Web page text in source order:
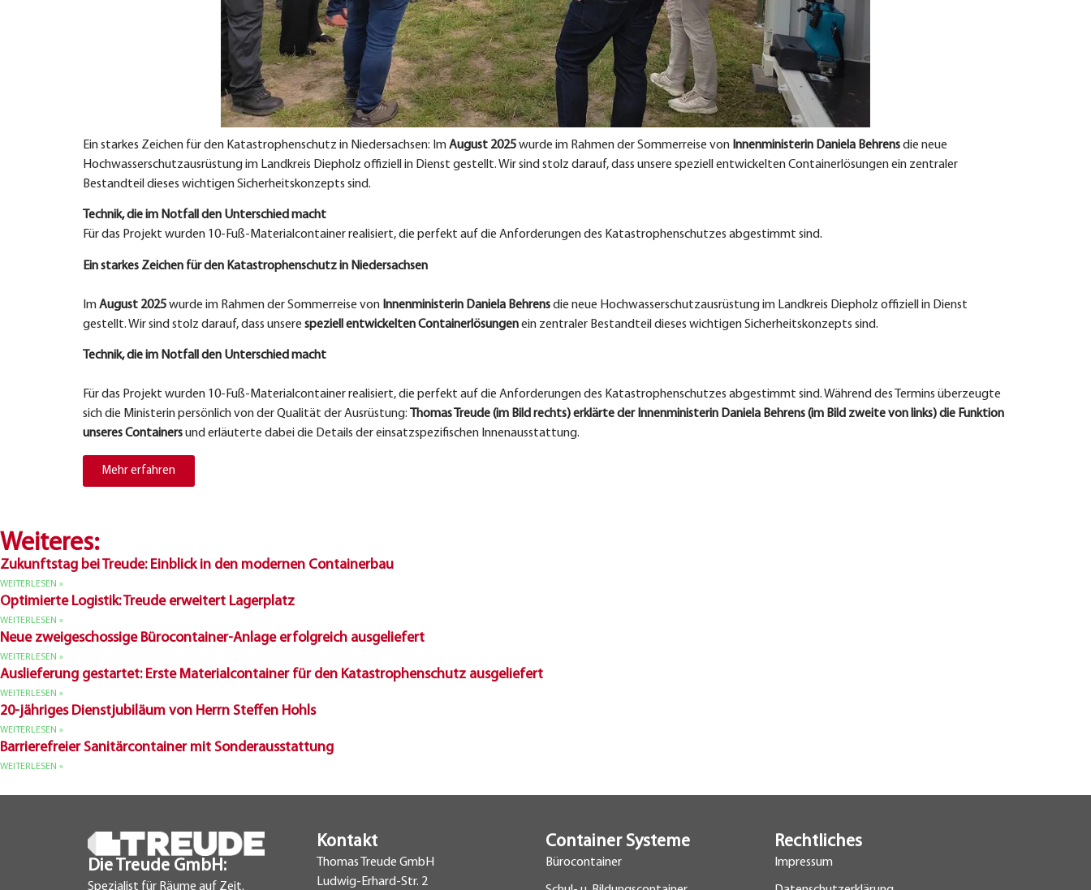
Ein starkes Zeichen für den Katastrophenschutz in Niedersachsen: ImAugust 2025wurde im Rahmen der Sommerreise von Innenministerin Daniela Behrensdie neue
Hochwasserschutzausrüstung im Landkreis Diepholz offiziell in Dienst gestellt. Wir sind stolz darauf, dass unsere speziell entwickelten Containerlösungen ein zentraler
Bestandteil dieses wichtigen Sicherheitskonzepts sind.
Technik, die im Notfall den Unterschied macht
Für das Projekt wurden 10-Fuß-Materialcontainer realisiert, die perfekt auf die Anforderungen des Katastrophenschutzes abgestimmt sind.
Ein starkes Zeichen für den Katastrophenschutz in Niedersachsen
ImAugust 2025wurde im Rahmen der Sommerreise von Innenministerin Daniela Behrensdie neue Hochwasserschutzausrüstung im Landkreis Diepholz offiziell in Dienst
gestellt. Wir sind stolz darauf, dass unsere speziell entwickelten Containerlösungenein zentraler Bestandteil dieses wichtigen Sicherheitskonzepts sind.
Technik, die im Notfall den Unterschied macht
Für das Projekt wurden 10-Fuß-Materialcontainer realisiert, die perfekt auf die Anforderungen des Katastrophenschutzes abgestimmt sind. Während des Termins überzeugte
sich die Ministerin persönlich von der Qualität der Ausrüstung:
Thomas Treude (im Bild rechts) erklärte der Innenministerin Daniela Behrens (im Bild zweite von links) die Funktion
unseres Containersund erläuterte dabei die Details der einsatzspezifischen Innenausstattung.
Mehr erfahren
Weiteres:
Zukunftstag bei Treude: Einblick in den modernen Containerbau
WEITERLESEN »
Optimierte Logistik: Treude erweitert Lagerplatz
WEITERLESEN »
Neue zweigeschossige Bürocontainer-Anlage erfolgreich ausgeliefert
WEITERLESEN »
Auslieferung gestartet: Erste Materialcontainer für den Katastrophenschutz ausgeliefert
WEITERLESEN »
20-jähriges Dienstjubiläum von Herrn Steffen Hohls
WEITERLESEN »
Barrierefreier Sanitärcontainer mit Sonderausstattung
WEITERLESEN »
Die Treude GmbH:
Spezialist für Räume auf Zeit.
Kontakt
Thomas Treude GmbH
Ludwig-Erhard-Str. 2
Container Systeme
Bürocontainer
Rechtliches
Impressum